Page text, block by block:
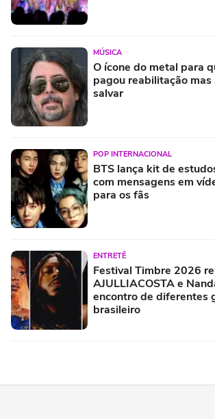
MÚSICA
O ícone do metal para
pagou reabilitação mas
salvar
POP INTERNACIONAL
BTS lança kit de
com mensagens em
para os fãs
ENTRETÊ
Festival Timbre 2026
AJULLIACOSTA e
encontro de diferentes
brasileiro